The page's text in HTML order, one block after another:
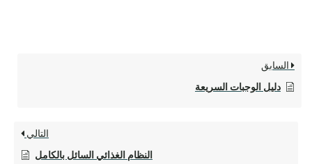
السابق
دليل الوجبات السريعة
التالي
النظام الغذائي السائل بالكامل